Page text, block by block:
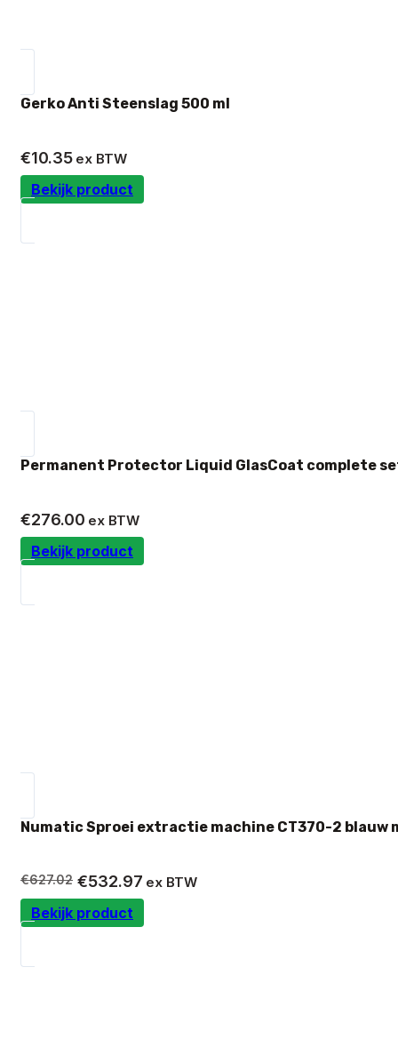
Gerko Anti Steenslag 500 ml
€10.35 ex BTW
Bekijk product
Permanent Protector Liquid GlasCoat complete
€276.00 ex BTW
Bekijk product
Numatic Sproei extractie machine CT370-2 blauw
€627.02
Oorspronkelijke
prijs
was:
€532.97
Huidige
prijs
is:
ex BTW
Bekijk product